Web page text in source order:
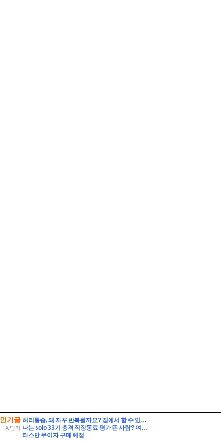
인기글
X 닫기
허리통증, 왜 자꾸 반복될까요? 집에서 할 수 있는 관리법과 지압법 총정리 by 상봉역안마원 편백힐링안마원
나는 solo 33기 충격 직장동료 평가 뜬 사람? 여자출연자 나이 직업
타스만 무이자 구매 예정